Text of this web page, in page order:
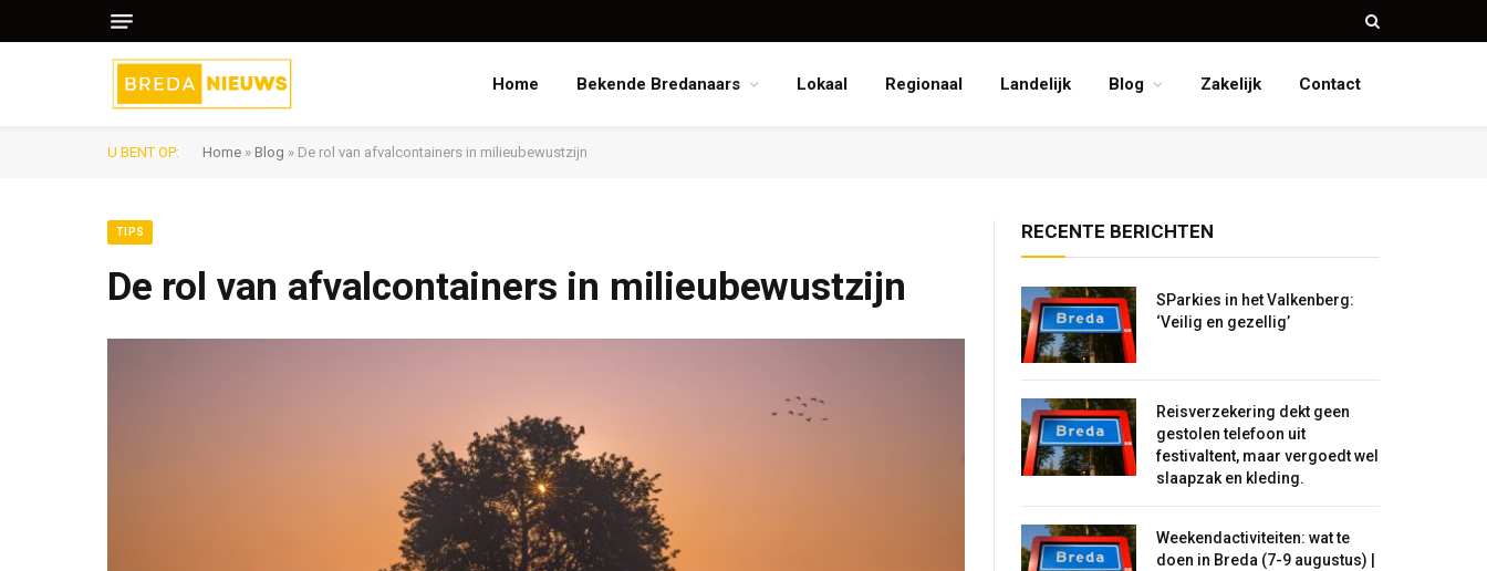
Home Bekende Bredanaars Lokaal Regionaal Landelijk Blog Zakelijk Contact
U BENT OP: Home » Blog » De rol van afvalcontainers in milieubewustzijn
TIPS
De rol van afvalcontainers in milieubewustzijn
RECENTE BERICHTEN
SParkies in het Valkenberg:
‘Veilig en gezellig’
Reisverzekering dekt geen
gestolen telefoon uit
festivaltent, maar vergoedt wel
slaapzak en kleding.
Weekendactiviteiten: wat te
doen in Breda (7-9 augustus) |